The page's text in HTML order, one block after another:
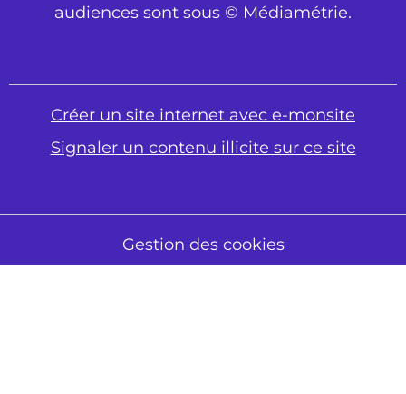
audiences sont sous © Médiamétrie.
Créer un site internet avec e-monsite
Signaler un contenu illicite sur ce site
Gestion des cookies